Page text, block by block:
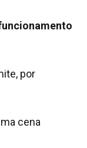
por
cena